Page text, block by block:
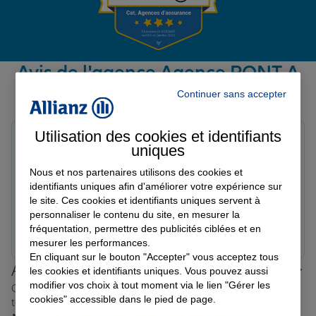
Garantie des accidents de la vie
Assurance scolaire
Retraite
Tous nos devis d'assurance
Avis de l'agence Agence PONT A
MOUSSON
Avis sur une période de 6 mois
Sympathie, Explications claires, professionnalisme et
simplicité dans le traitement de la demande sont les
maîtres mots pour qualifier la conseillère que j’ai eu :
Mme DRYNSKI de chez Allianz « rue Gambetta »… Une
oreille attentive, je recommande vivement
Rey V.
Prendre un RDV Voir l'agence
Allianz proche de chez vous
Où que vous soyez en France, nos agences Allianz sont
toujours près de chez vous.
Continuer sans accepter
Utilisation des cookies et identifiants
uniques
Nous et nos partenaires utilisons des cookies et
identifiants uniques afin d'améliorer votre expérience sur
le site. Ces cookies et identifiants uniques servent à
personnaliser le contenu du site, en mesurer la
fréquentation, permettre des publicités ciblées et en
mesurer les performances.
En cliquant sur le bouton "Accepter" vous acceptez tous
les cookies et identifiants uniques. Vous pouvez aussi
modifier vos choix à tout moment via le lien "Gérer les
cookies" accessible dans le pied de page.